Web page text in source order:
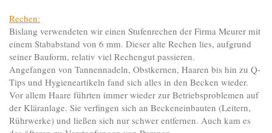
Rechen:
Bislang verwendeten wir einen Stufenrechen der Firma Meurer mit
einem Stababstand von 6 mm. Dieser alte Rechen lies, aufgrund
seiner Bauform, relativ viel Rechengut passieren.
Angefangen von Tannennadeln, Obstkernen, Haaren bis hin zu Q-
Tips und Hygieneartikeln fand sich alles in den Becken wieder.
Vor allem Haare führten immer wieder zur Betriebsproblemen auf
der Kläranlage. Sie verfingen sich an Beckeneinbauten (Leitern,
Rührwerke) und ließen sich nur schwer entfernen. Auch kam es